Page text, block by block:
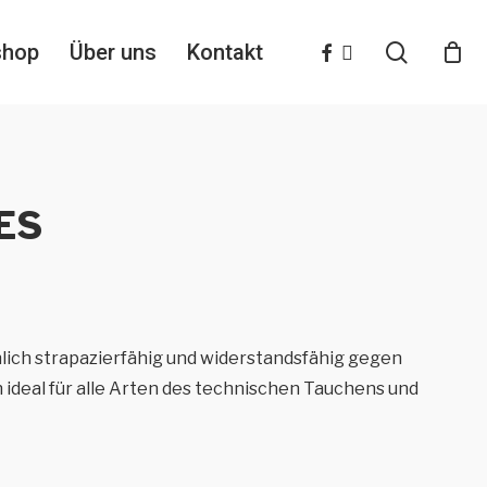
Über uns Kontakt facebook
instagramsearch
strapazierfähig und widerstandsfähig gegen
für alle Arten des technischen Tauchens und